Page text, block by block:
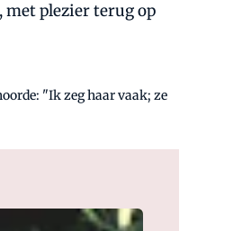
met plezier terug op
"Ik zeg haar vaak; ze